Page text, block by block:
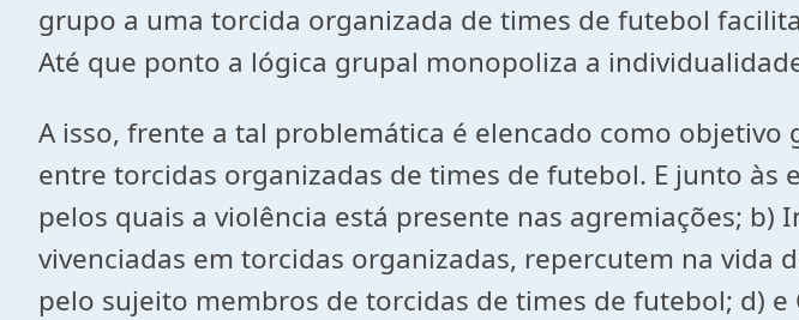
grupo a uma torcida organizada de times de futebol
Até que ponto a lógica grupal monopoliza a
A isso, frente a tal problemática é elencado como
entre torcidas organizadas de times de futebol. E junto às
pelos quais a violência está presente nas agremiações;
vivenciadas em torcidas organizadas, repercutem na vida
pelo sujeito membros de torcidas de times de futebol; d)